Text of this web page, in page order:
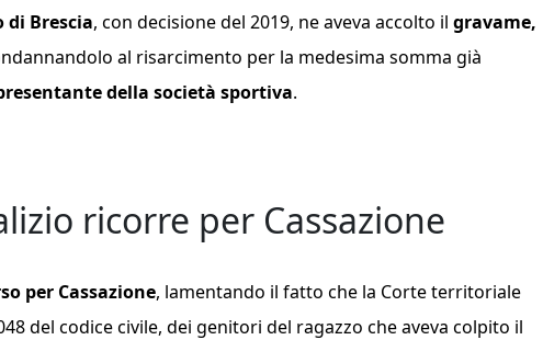
di Brescia, con decisione del 2019, ne aveva accolto il gravame,
al risarcimento per la medesima somma già
della società sportiva.
ricorre per Cassazione
per Cassazione, lamentando il fatto che la Corte territoriale
del codice civile, dei genitori del ragazzo che aveva colpito il